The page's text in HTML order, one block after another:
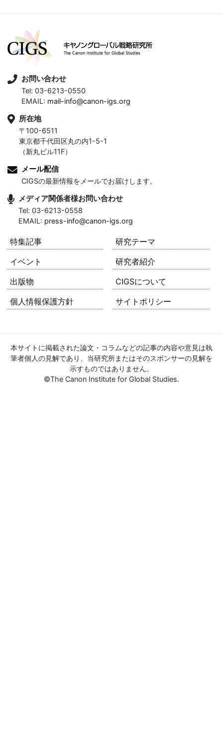
お問い合わせ
Tel: 03-6213-0550
EMAIL: mail-info@canon-igs.org
所在地
〒100-6511
東京都千代田区丸の内1-5-1
（新丸ビル11F）
メール配信
CIGSの最新情報をメールでお届けします。
メディア関係者様お問い合わせ
Tel: 03-6213-0558
EMAIL: press-info@canon-igs.org
特集記事
研究テーマ
イベント
研究者紹介
出版物
CIGSについて
個人情報保護方針
サイトポリシー
本サイトに掲載された論文・コラムなどの記事の内容や意見は執
筆者個人の見解であり、当研究所またはそのスポンサーの見解を
示すものではありません。
©The Canon Institute for Global Studies.